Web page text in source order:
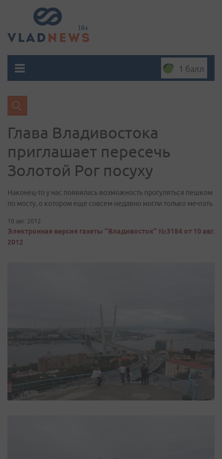
1 балл
Глава Владивостока
приглашает пересечь
Золотой Рог посуху
Наконец-то у нас появилась возможность прогуляться пешком
по мосту, о котором еще совсем недавно могли только мечтать
10 авг. 2012
Электронная версия газеты "Владивосток" №3184 от 10 авг.
2012